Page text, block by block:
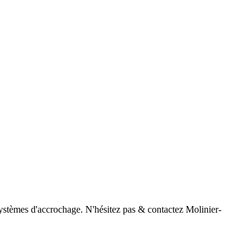
d'accrochage. N'hésitez pas & contactez Molinier-